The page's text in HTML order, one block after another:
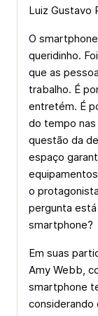
Luiz Gustavo
O
queridinho.
que as
trabalho. É
entretém. É
do tempo
questão da
espaço
o
pergunta
smartphone?
Em suas
Amy Webb,
smartphone